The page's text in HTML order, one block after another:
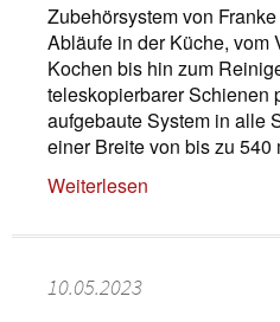
Zubehörsystem von
Abläufe in der Küche, vom
Kochen bis hin zum
teleskopierbarer Schienen
aufgebaute System in alle
einer Breite von bis zu 540
Weiterlesen
10.05.2023